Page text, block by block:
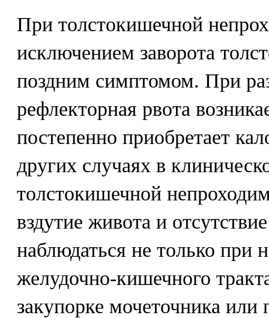
При толстокишечной
исключением заворота
поздним симптомом. При
рефлекторная рвота
постепенно приобретает
других случаях в
толстокишечной
вздутие живота и
наблюдаться не только при
желудочно-кишечного
закупорке мочеточника или